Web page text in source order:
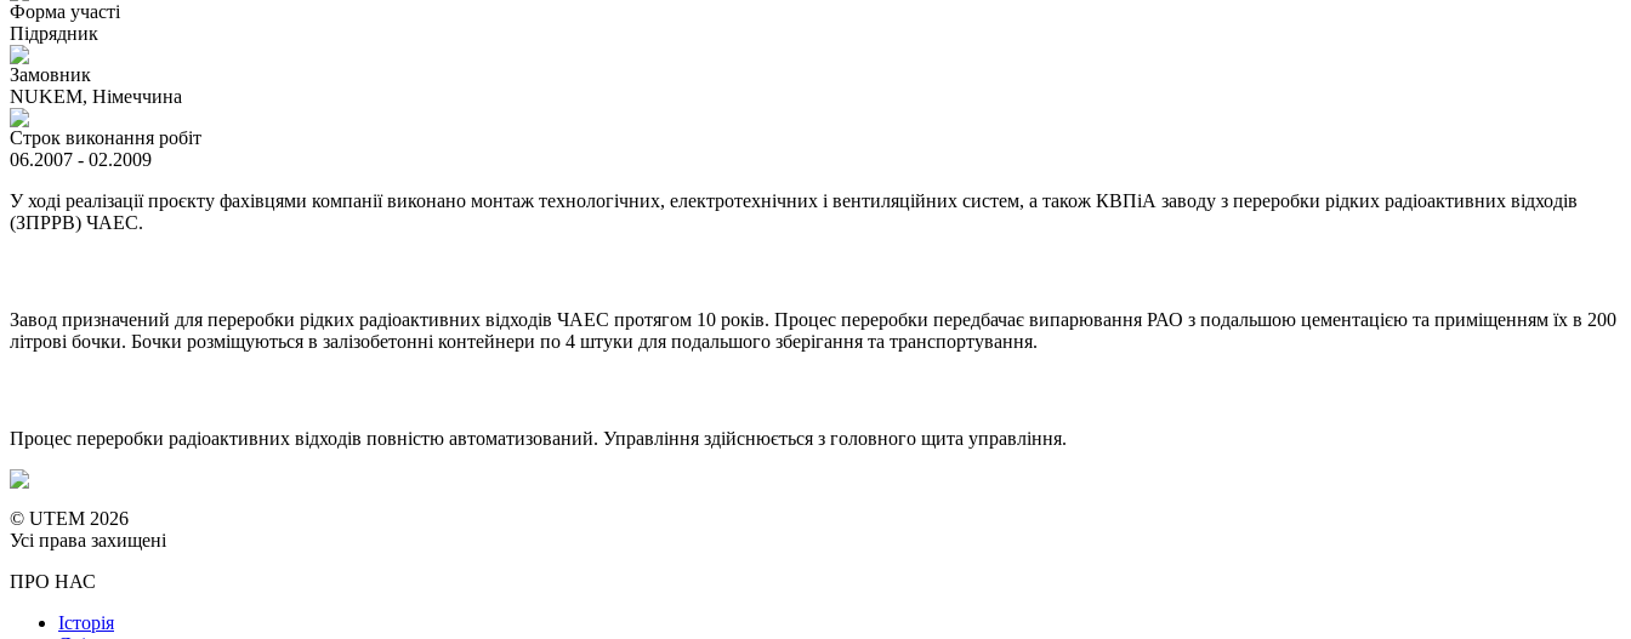
Форма участі
Підрядник
Замовник
NUKEM, Німеччина
Строк виконання робіт
06.2007 - 02.2009
У ході реалізації проєкту фахівцями компанії виконано монтаж технологічних, електротехнічних і вентиляційних систем, а також КВПіА заводу з переробки рідких радіоактивних відходів
(ЗПРРВ) ЧАЕС.
Завод призначений для переробки рідких радіоактивних відходів ЧАЕС протягом 10 років. Процес переробки передбачає випарювання РАО з подальшою цементацією та приміщенням їх в 200
літрові бочки. Бочки розміщуються в залізобетонні контейнери по 4 штуки для подальшого зберігання та транспортування.
Процес переробки радіоактивних відходів повністю автоматизований. Управління здійснюється з головного щита управління.
© UTEM 2026
Усі права захищені
ПРО НАС
Історія